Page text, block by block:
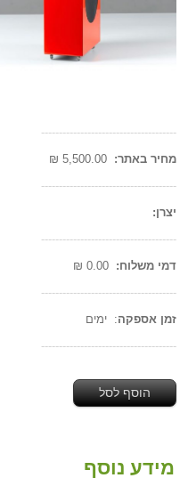
--------------------------------------
מחיר באתר:
--------------------------------------
יצרן:
--------------------------------------
דמי משלוח:
--------------------------------------
זמן אספקה: ימים
--------------------------------------
הוסף לסל
מידע נוסף